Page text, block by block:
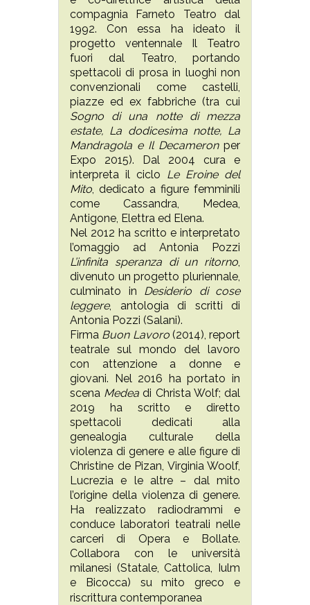
compagnia Farneto Teatro dal
1992. Con essa ha ideato il
progetto ventennale Il Teatro
fuori dal Teatro, portando
spettacoli di prosa in luoghi non
convenzionali come castelli,
piazze ed ex fabbriche (tra cui
Sogno di una notte di mezza
estate, La dodicesima notte, La
Mandragola e Il Decameron per
Expo 2015). Dal 2004 cura e
interpreta il ciclo Le Eroine del
Mito, dedicato a figure femminili
come Cassandra, Medea,
Antigone, Elettra ed Elena.
Nel 2012 ha scritto e interpretato
l’omaggio ad Antonia Pozzi
L’infinita speranza di un ritorno,
divenuto un progetto pluriennale,
culminato in Desiderio di cose
leggere, antologia di scritti di
Antonia Pozzi (Salani).
Firma Buon Lavoro (2014), report
teatrale sul mondo del lavoro
con attenzione a donne e
giovani. Nel 2016 ha portato in
scena Medeadi Christa Wolf; dal
2019 ha scritto e diretto
spettacoli dedicati alla
genealogia culturale della
violenza di genere e alle figure di
Christine de Pizan, Virginia Woolf,
Lucrezia e le altre – dal mito
l’origine della violenza di genere.
Ha realizzato radiodrammi e
conduce laboratori teatrali nelle
carceri di Opera e Bollate.
Collabora con le università
milanesi (Statale, Cattolica, Iulm
e Bicocca) su mito greco e
riscrittura contemporanea.